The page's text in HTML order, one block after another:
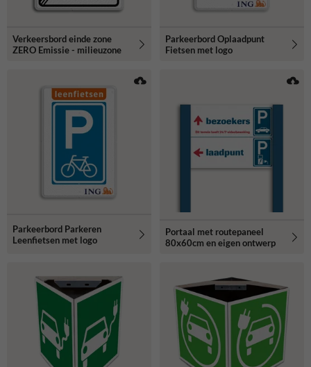
Verkeersbord einde zone
ZERO Emissie - milieuzone
Parkeerbord Oplaadpunt
Fietsen met logo
Parkeerbord Parkeren
Leenfietsen met logo
Portaal met routepaneel
80x60cm en eigen ontwerp